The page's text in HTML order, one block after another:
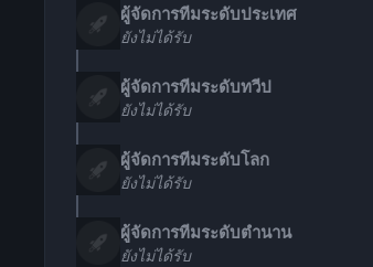
ผู้จัดการทีมระดับประเทศ
ยังไม่ได้รับ
ผู้จัดการทีมระดับทวีป
ยังไม่ได้รับ
ผู้จัดการทีมระดับโลก
ยังไม่ได้รับ
ผู้จัดการทีมระดับตำนาน
ยังไม่ได้รับ